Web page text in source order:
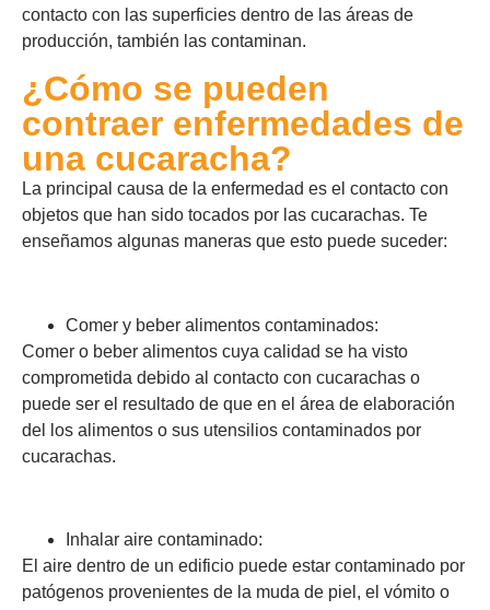
contacto con las superficies dentro de las áreas de
producción, también las contaminan.
¿Cómo se pueden
contraer enfermedades de
una cucaracha?
La principal causa de la enfermedad es el contacto con
objetos que han sido tocados por las cucarachas. Te
enseñamos algunas maneras que esto puede suceder:
Comer y beber alimentos contaminados:
Comer o beber alimentos cuya calidad se ha visto
comprometida debido al contacto con cucarachas o
puede ser el resultado de que en el área de elaboración
del los alimentos o sus utensilios contaminados por
cucarachas.
Inhalar aire contaminado:
El aire dentro de un edificio puede estar contaminado por
patógenos provenientes de la muda de piel, el vómito o